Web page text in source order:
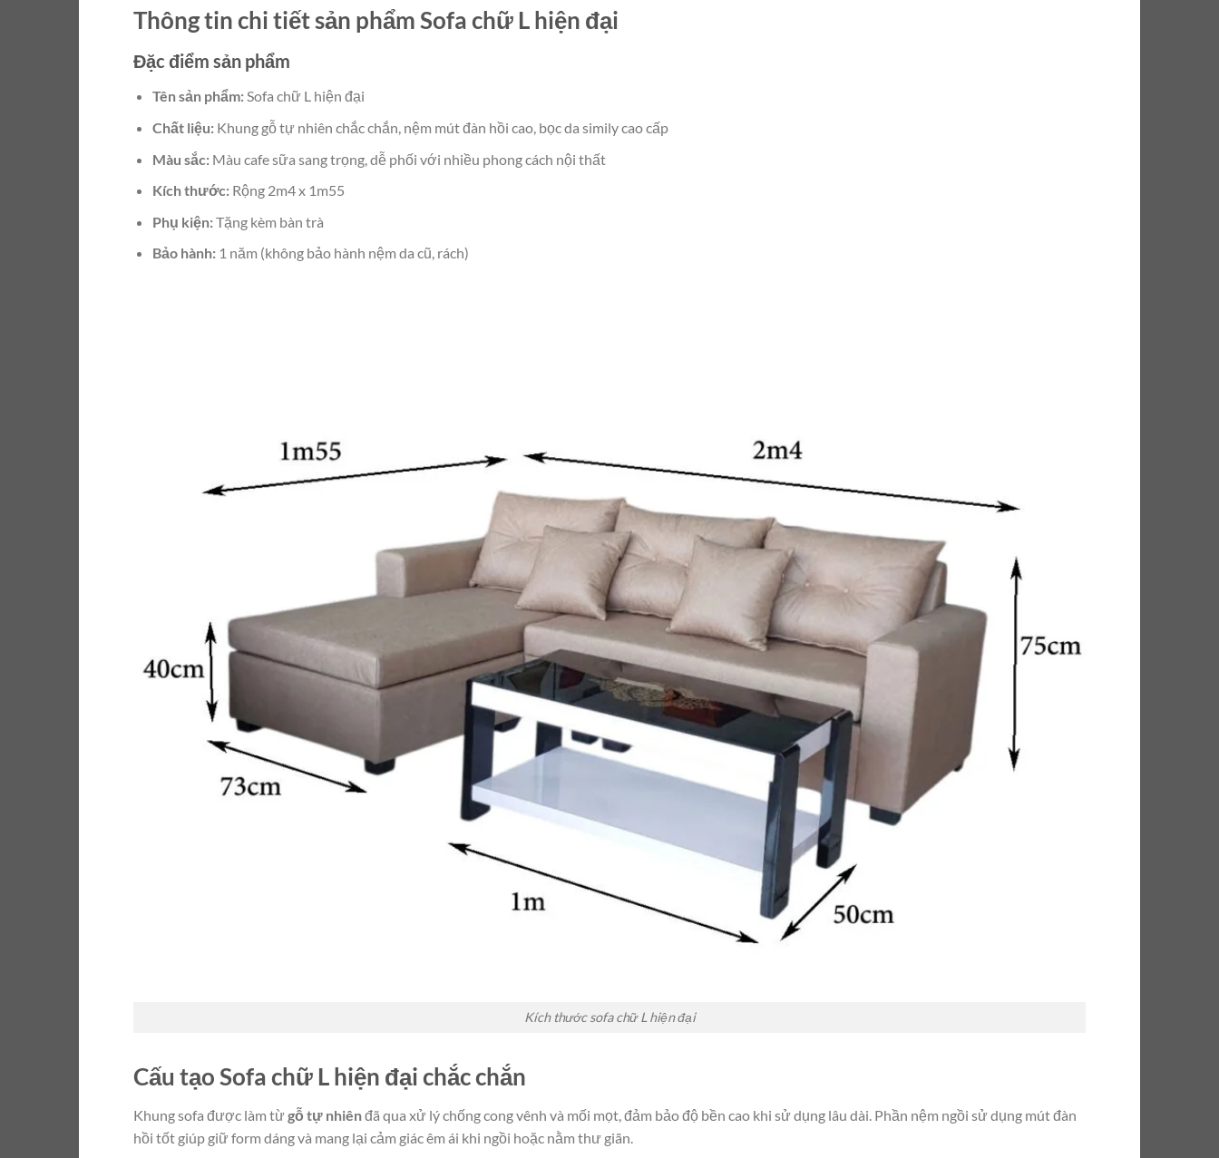
Thông tin chi tiết sản phẩm Sofa chữ L hiện đại
Đặc điểm sản phẩm
Tên sản phẩm:Sofa chữ L hiện đại
Chất liệu:Khung gỗ tự nhiên chắc chắn, nệm mút đàn hồi cao, bọc da simily cao cấp
Màu sắc:Màu cafe sữa sang trọng, dễ phối với nhiều phong cách nội thất
Kích thước:Rộng 2m4 x 1m55
Phụ kiện:Tặng kèm bàn trà
Bảo hành:1 năm (không bảo hành nệm da cũ, rách)
Kích thước sofa chữ L hiện đại
Cấu tạo Sofa chữ L hiện đại chắc chắn
Khung sofa được làm từgỗ tự nhiênđã qua xử lý chống cong vênh và mối mọt, đảm bảo độ bền cao khi sử dụng lâu dài. Phần nệm ngồi sử dụng mút đàn
hồi tốt giúp giữ form dáng và mang lại cảm giác êm ái khi ngồi hoặc nằm thư giãn.